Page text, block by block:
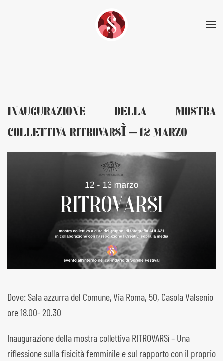
Skip to main content
INAUGURAZIONE DELLA MOSTRA
COLLETTIVA RITROVARSÌ – 12 MARZO
Dove: Sala azzurra del Comune, Via Roma, 50, Casola Valsenio
ore 18.00- 20.30
Inaugurazione della mostra collettiva RITROVARSì – Una
riflessione sulla fisicità femminile e sul rapporto con il proprio